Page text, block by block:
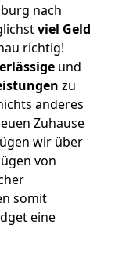
nach
viel Geld
richtig!
und
zu
anderes
Zuhause
wir über
von
somit
eine